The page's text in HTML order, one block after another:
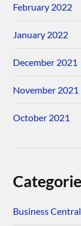
February 2022
January 2022
December 2021
November 2021
October 2021
Business